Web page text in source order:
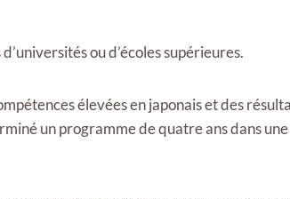
ou d’écoles supérieures.
élevées en japonais et des
un programme de quatre ans dans